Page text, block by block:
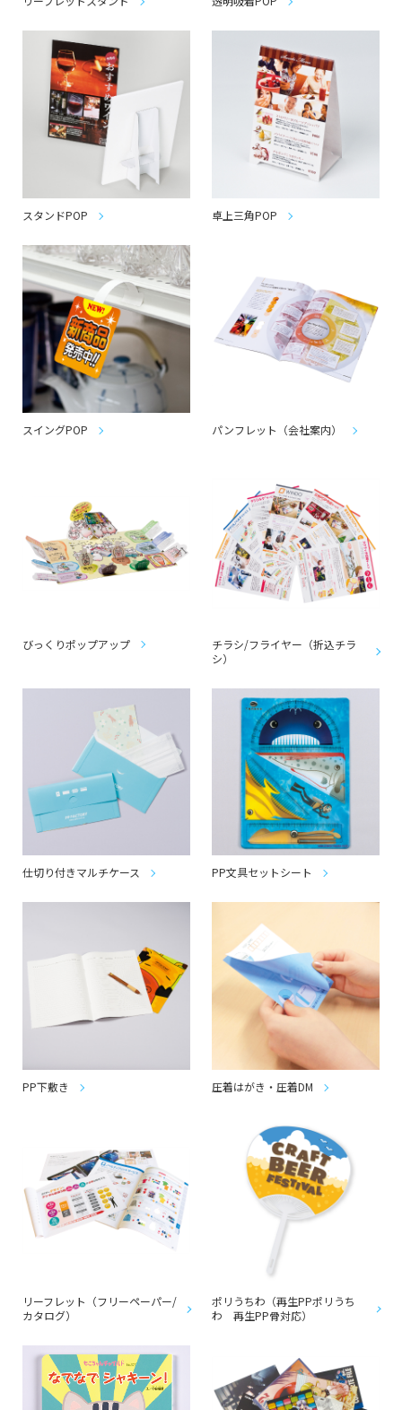
スタンドPOP 卓上三角POP
スイングPOP パンフレット（会社案内）
びっくりポップアップ
チラシ/フライヤー（折込チラ
シ）
仕切り付きマルチケース PP文具セットシート
PP下敷き 圧着はがき・圧着DM
リーフレット（フリーペーパー/
カタログ）
ポリうちわ（再生PPポリうち
わ 再生PP骨対応）